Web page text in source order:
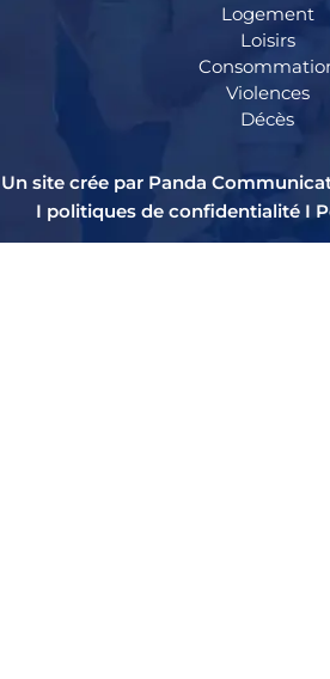
Logement
Loisirs
Violences
Décès
Un site crée par Panda
I politiques de confidentialitéI